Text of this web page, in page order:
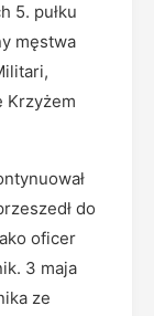
5. pułku
męstwa
Krzyżem
do
oficer
3 maja
ze